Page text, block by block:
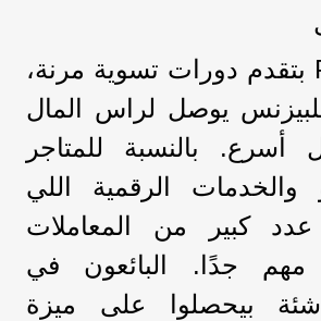
Paykassma بتقدم دورات تسوية مرنة،
يوصل لراس المال
أسرع. بالنسبة للمتاجر
والخدمات الرقمية اللي
كبير من المعاملات
مهم جدًا. البائعون في
بيحصلوا على ميزة